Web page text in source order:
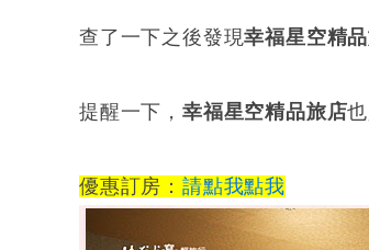
查了一下之後發現幸福星空精
提醒一下， 幸福星空精品旅店
優惠訂房： 請點我點我